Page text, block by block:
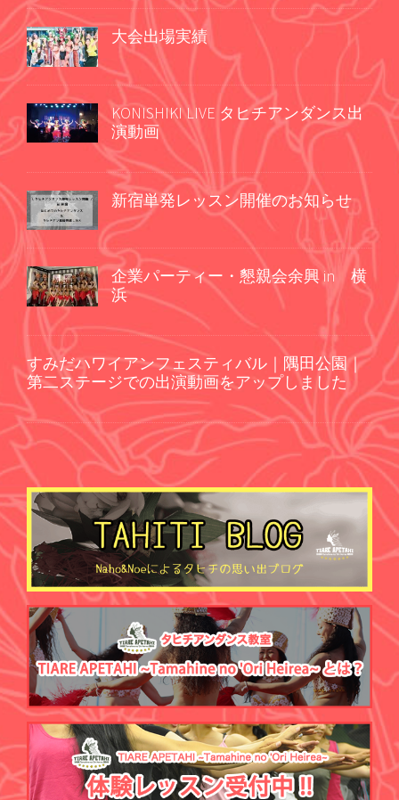
大会出場実績
KONISHIKI LIVE タヒチアンダンス出
演動画
新宿単発レッスン開催のお知らせ
企業パーティー・懇親会余興 in 横
浜
すみだハワイアンフェスティバル｜隅田公園｜
第二ステージでの出演動画をアップしました